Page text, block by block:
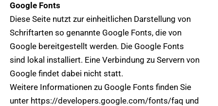
Google Fonts
Diese Seite nutzt zur einheitlichen Darstellung von
Schriftarten so genannte Google Fonts, die von
Google bereitgestellt werden. Die Google Fonts
sind lokal installiert. Eine Verbindung zu Servern von
Google findet dabei nicht statt.
Weitere Informationen zu Google Fonts finden Sie
unter https://developers.google.com/fonts/faq und